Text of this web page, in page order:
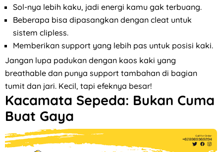
Sol-nya lebih kaku, jadi energi kamu gak terbuang.
Beberapa bisa dipasangkan dengan cleat untuk
sistem clipless.
Memberikan support yang lebih pas untuk posisi kaki.
Jangan lupa padukan dengan kaos kaki yang
breathable dan punya support tambahan di bagian
tumit dan jari. Kecil, tapi efeknya besar!
Kacamata Sepeda: Bukan Cuma
Buat Gaya